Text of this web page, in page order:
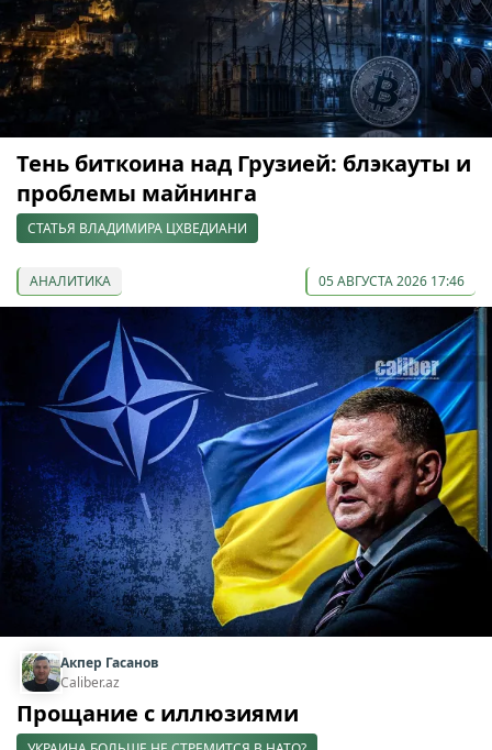
Тень биткоина над Грузией: блэкауты и
проблемы майнинга
СТАТЬЯ ВЛАДИМИРА ЦХВЕДИАНИ
АНАЛИТИКА 05 АВГУСТА 2026 17:46
Акпер Гасанов
Caliber.az
Прощание с иллюзиями